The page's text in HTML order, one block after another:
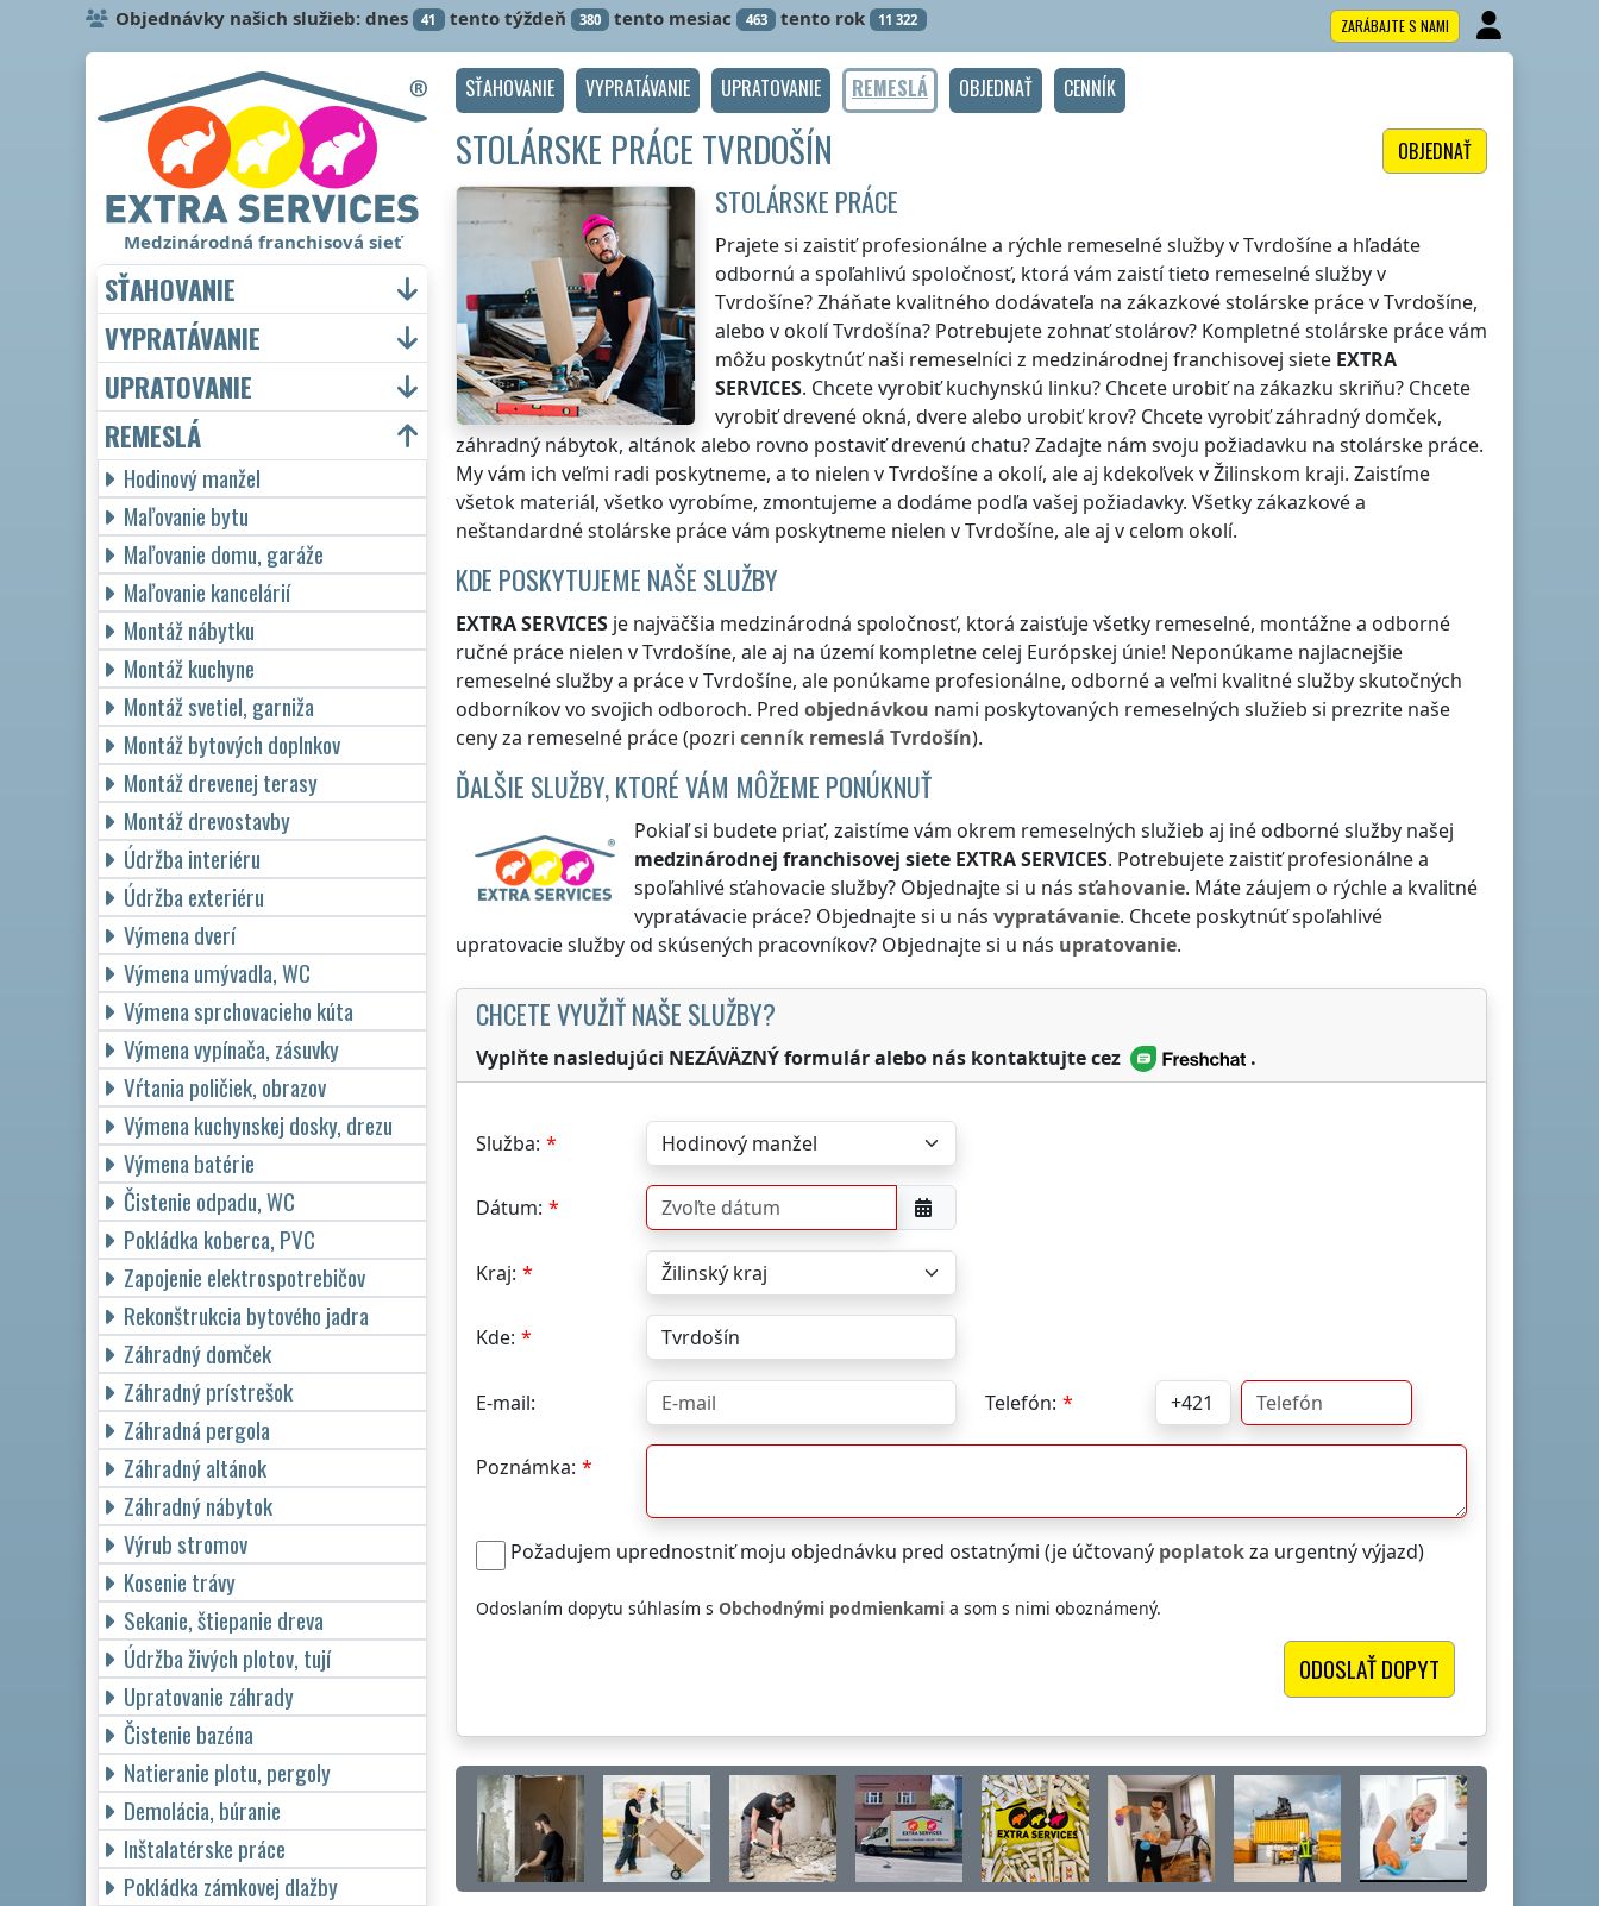
Objednávky našich služieb: dnes 41 tento týždeň 380 tento mesiac 463 tento rok 11 322 ZARÁBAJTE S NAMI
SŤAHOVANIE VYPRATÁVANIE UPRATOVANIE REMESLÁ OBJEDNAŤ CENNÍK
OBJEDNAŤ
STOLÁRSKE PRÁCE TVRDOŠÍN
STOLÁRSKE PRÁCE
Prajete si zaistiť profesionálne a rýchle remeselné službyv Tvrdošínea hľadáte
odbornú a spoľahlivú spoločnosť, ktorá vám zaistí tieto remeselné službyv
Tvrdošíne? Zháňate kvalitného dodávateľa na zákazkové stolárske prácev Tvrdošíne,
alebo v okolíTvrdošína? Potrebujete zohnať stolárov? Kompletné stolárske práce vám
môžu poskytnúť naši remeselníci z medzinárodnej franchisovej siete EXTRA
SERVICES. Chcete vyrobiť kuchynskú linku? Chcete urobiť na zákazku skriňu? Chcete
vyrobiť drevené okná, dvere alebo urobiť krov? Chcete vyrobiť záhradný domček,
záhradný nábytok, altánok alebo rovno postaviť drevenú chatu? Zadajte nám svoju požiadavku na stolárske práce.
My vám ich veľmi radi poskytneme, a to nielen v Tvrdošínea okolí, ale aj kdekoľvekv Žilinskom kraji. Zaistíme
všetok materiál, všetko vyrobíme, zmontujeme a dodáme podľa vašej požiadavky. Všetky zákazkové a
neštandardné stolárske práce vám poskytneme nielen v Tvrdošíne, ale aj v celom okolí.
KDE POSKYTUJEME NAŠE SLUŽBY
EXTRA SERVICES je najväčšia medzinárodná spoločnosť, ktorá zaisťuje všetky remeselné, montážne a odborné
ručné práce nielen v Tvrdošíne, ale aj na území kompletne celej Európskej únie! Neponúkame najlacnejšie
remeselné služby a prácev Tvrdošíne, ale ponúkame profesionálne, odborné a veľmi kvalitné služby skutočných
odborníkov vo svojich odboroch. Pred objednávkou nami poskytovaných remeselných služieb si prezrite naše
ceny za remeselné práce (pozri cenník remeslá Tvrdošín).
ĎALŠIE SLUŽBY, KTORÉ VÁM MÔŽEME PONÚKNUŤ
Pokiaľ si budete priať, zaistíme vám okrem remeselných služieb aj iné odborné služby našej
medzinárodnej franchisovej siete EXTRA SERVICES. Potrebujete zaistiť profesionálne a
spoľahlivé sťahovacie služby? Objednajte si u nás sťahovanie. Máte záujem o rýchle a kvalitné
vypratávacie práce? Objednajte si u nás vypratávanie. Chcete poskytnúť spoľahlivé
upratovacie služby od skúsených pracovníkov? Objednajte si u nás upratovanie.
CHCETE VYUŽIŤ NAŠE SLUŽBY?
Vyplňte nasledujúci NEZÁVÄZNÝ formulár alebo nás kontaktujte cez .
Služba:
Dátum:
Kraj:
Kde:
E-mail: Telefón:
Poznámka:
Požadujem uprednostniť moju objednávku pred ostatnými (je účtovaný poplatokza urgentný výjazd)
Odoslaním dopytu súhlasím s Obchodnými podmienkami a som s nimi oboznámený.
Medzinárodná franchisová sieť
SŤAHOVANIE
VYPRATÁVANIE
UPRATOVANIE
REMESLÁ
Hodinový manžel
Maľovanie bytu
Maľovanie domu, garáže
Maľovanie kancelárií
Montáž nábytku
Montáž kuchyne
Montáž svetiel, garniža
Montáž bytových doplnkov
Montáž drevenej terasy
Montáž drevostavby
Údržba interiéru
Údržba exteriéru
Výmena dverí
Výmena umývadla, WC
Výmena sprchovacieho kúta
Výmena vypínača, zásuvky
Vŕtania poličiek, obrazov
Výmena kuchynskej dosky, drezu
Výmena batérie
Čistenie odpadu, WC
Pokládka koberca, PVC
Zapojenie elektrospotrebičov
Rekonštrukcia bytového jadra
Záhradný domček
Záhradný prístrešok
Záhradná pergola
Záhradný altánok
Záhradný nábytok
Výrub stromov
Kosenie trávy
Sekanie, štiepanie dreva
Údržba živých plotov, tují
Upratovanie záhrady
Čistenie bazéna
Natieranie plotu, pergoly
Demolácia, búranie
Inštalatérske práce
Pokládka zámkovej dlažby